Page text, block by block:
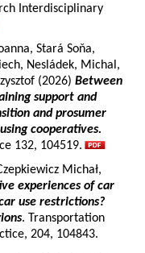
Interdisciplinary
Stará Soňa,
Nesládek, Michal,
(2026) Between
support and
and prosumer
cooperatives.
132, 104519.
Michał,
experiences of car
use restrictions?
. Transportation
204, 104843.